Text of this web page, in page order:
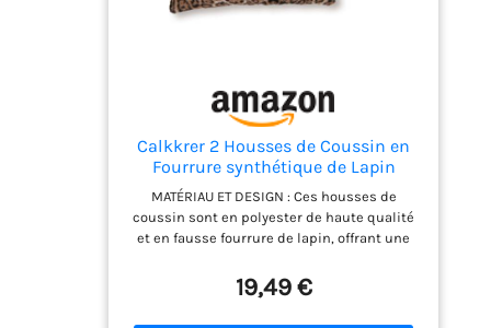
Calkkrer 2 Housses de Coussin en
Fourrure synthétique de Lapin
Dense, Super Douces et floues, Motif
léopard Marron, Housses
décoratives pour canapé, Chambre à
Coucher, 45
MATÉRIAU ET DESIGN : Ces housses de
coussin sont en polyester de haute qualité
et en fausse fourrure de lapin, offrant une
idéales pour les housses de coussin à motif
léopard et les accessoires de décoration
modernes. EMBALLAGE ET ENTRETIEN : Le set
19,49 €